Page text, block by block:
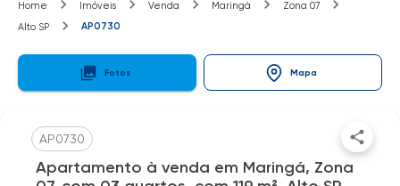
Home Imóveis Venda Maringá
Zona 07
Alto SP
AP0730
Fotos Mapa
AP0730
Apartamento à venda em Maringá, Zona